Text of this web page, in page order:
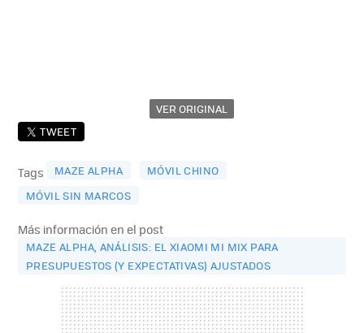
VER ORIGINAL
TWEET
Tags MAZE ALPHA
MÓVIL CHINO
MÓVIL SIN MARCOS
Más información en el post
MAZE ALPHA, ANÁLISIS: EL XIAOMI MI MIX PARA
PRESUPUESTOS (Y EXPECTATIVAS) AJUSTADOS